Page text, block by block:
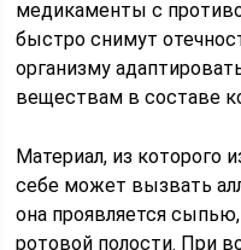
медикаменты с
быстро снимут
организму
веществам в составе
Материал, из которого
себе может вызвать
она проявляется
ротовой полости. При